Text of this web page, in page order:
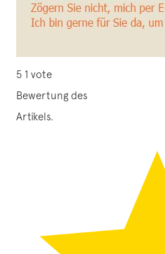
5 1 vote
Bewertung des
Artikels.